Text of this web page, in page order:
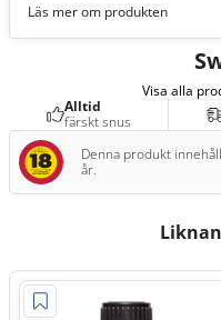
Läs mer om produkten
Visa alla
Alltid
färskt snus
Denna produkt
år.